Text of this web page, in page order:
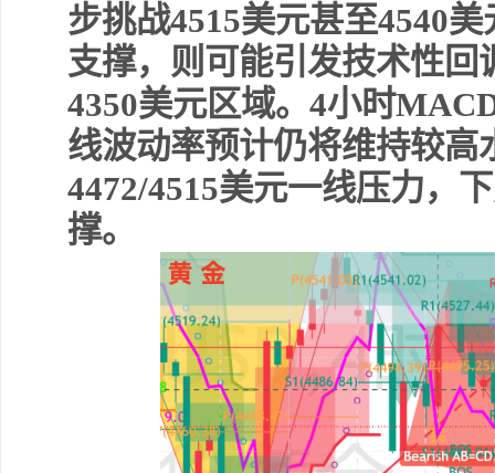
步挑战4515美元甚至4540
支撑，则可能引发技术性回
4350美元区域。4小时
线波动率预计仍将维持较高
4472/4515美元一线压力，
撑。